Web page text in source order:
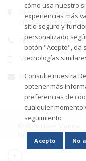
Dirección. Paseo
(12594), Castellón,
Teléfono. 964 310 099
Móvil.
Email.
Oropesa del Mar -
cómo usa nuestro
experiencias más
sitio seguro y
personalizado
botón "Acepto", da
tecnologías
Consulte nuestra
obtener más
preferencias de
cualquier
seguimiento
Acepto No